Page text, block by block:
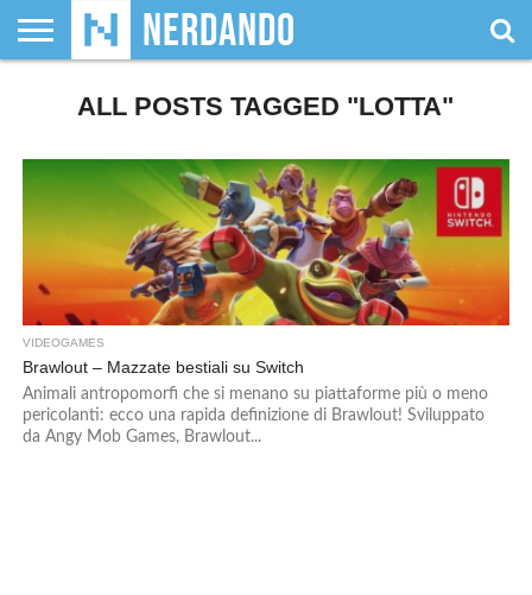
SIAMO
GIOCHI
GIOCHI
VIDEOGAMES
FILM
FUMETTI
& LIBRI
MAGIC:
THE
DUNGEONS
WRESTLING
NERDANDO
AWARDS
BOLLINI
ALL POSTS TAGGED "LOTTA"
VIDEOGAMES
Brawlout – Mazzate bestiali su Switch
Animali antropomorfi che si menano su piattaforme più o meno
pericolanti: ecco una rapida definizione di Brawlout! Sviluppato
da Angy Mob Games, Brawlout...